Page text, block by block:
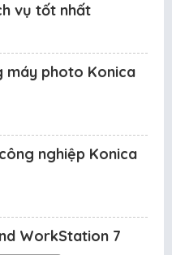
vụ tốt nhất
máy photo Konica
nghiệp Konica
WorkStation 7